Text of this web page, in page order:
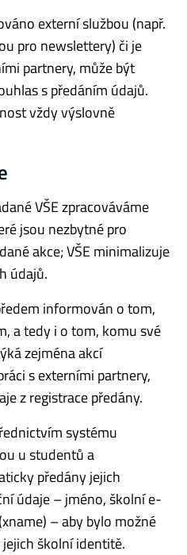
externí službou (např.
pro newslettery) či je
partnery, může být
s předáním údajů.
vždy výslovně
VŠE zpracováváme
jsou nezbytné pro
akce; VŠE minimalizuje
údajů.
informován o tom,
a tedy i o tom, komu své
zejména akcí
s externími partnery,
z registrace předány.
systému
u studentů a
předány jejich
údaje – jméno, školní e-
– aby bylo možné
školní identitě.